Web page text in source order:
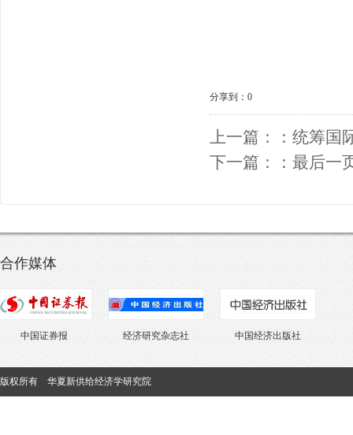
分享到： 0
上一篇：： 统筹国
下一篇：： 最后一
合作媒体
券报 经济研究杂志社 中国经济出版社
版权所有 华夏新供给经济学研究院